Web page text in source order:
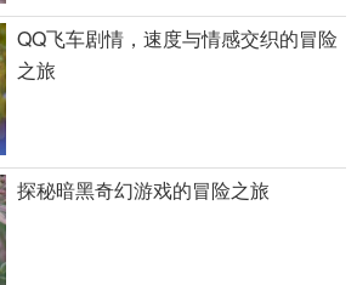
QQ飞车剧情，速度与情感交织的冒险
之旅
探秘暗黑奇幻游戏的冒险之旅